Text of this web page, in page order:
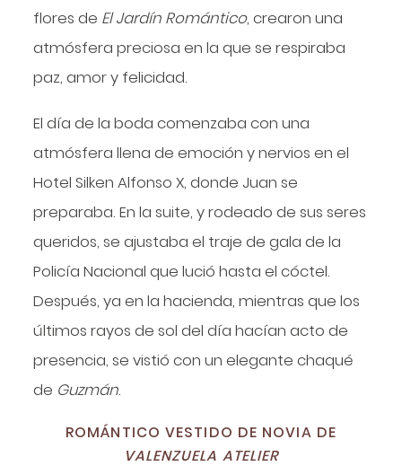
flores de El Jardín Romántico, crearon una
atmósfera preciosa en la que se respiraba
paz, amor y felicidad.
El día de la boda comenzaba con una
atmósfera llena de emoción y nervios en el
Hotel Silken Alfonso X, donde Juan se
preparaba. En la suite, y rodeado de sus seres
queridos, se ajustaba el traje de gala de la
Policía Nacional que lució hasta el cóctel.
Después, ya en la hacienda, mientras que los
últimos rayos de sol del día hacían acto de
presencia, se vistió con un elegante chaqué
de Guzmán.
ROMÁNTICO VESTIDO DE NOVIA DE
VALENZUELA ATELIER